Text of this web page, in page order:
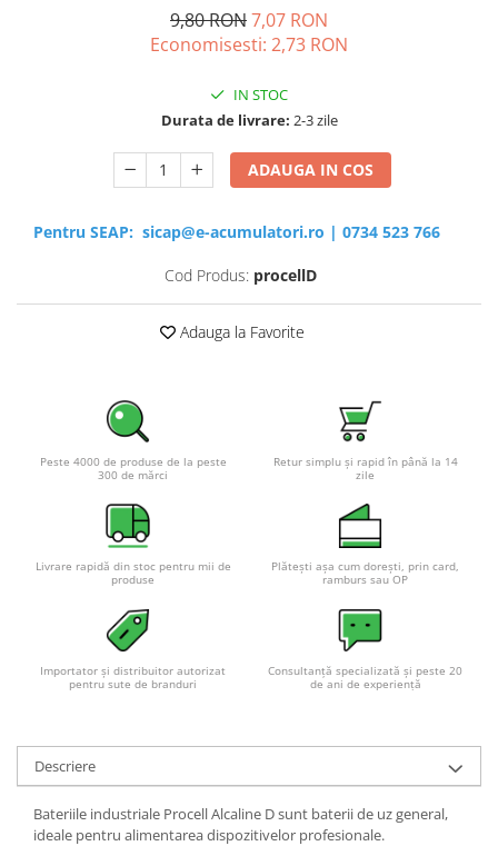
Sisteme de management (BMS)
Redresoare auto, moto, barci si
9,80 RON7,07 RON
Economisesti: 2,73 RON
IN STOC
Durata de livrare: 2-3 zile
ADAUGA IN COS
Pentru SEAP: sicap@e-acumulatori.ro | 0734 523 766
Cod Produs: procellD
Adauga la Favorite
Peste 4000 de produse de la peste
300 de mărci
Retur simplu și rapid în până la 14
zile
Livrare rapidă din stoc pentru mii de
produse
Plătești așa cum dorești, prin card,
ramburs sau OP
Importator și distribuitor autorizat
pentru sute de branduri
Consultanță specializată și peste 20
de ani de experiență
Descriere
Bateriile industriale Procell Alcaline D sunt baterii de uz general,
ideale pentru alimentarea dispozitivelor profesionale.